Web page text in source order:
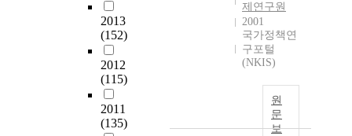
2013
(152)
2012
(115)
2011
(135)
제연구원
2001
국가정책연
구포털
(NKIS)
원
문
보